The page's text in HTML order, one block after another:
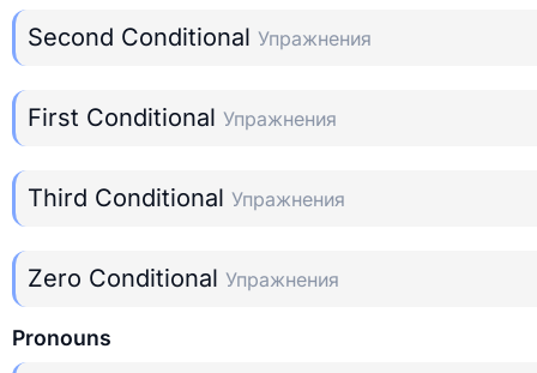
Second Conditional Упражнения
First Conditional Упражнения
Third Conditional Упражнения
Zero Conditional Упражнения
Pronouns